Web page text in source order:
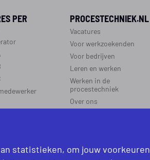
PER
leren en werken
PROCESTECHNIEK.NL
Vacatures
Voor werkzoekenden
Voor bedrijven
Leren en werken
Werken in de
procestechniek
Over ons
REGIO’S WERKZAAM
statistieken, om jouw voorkeuren